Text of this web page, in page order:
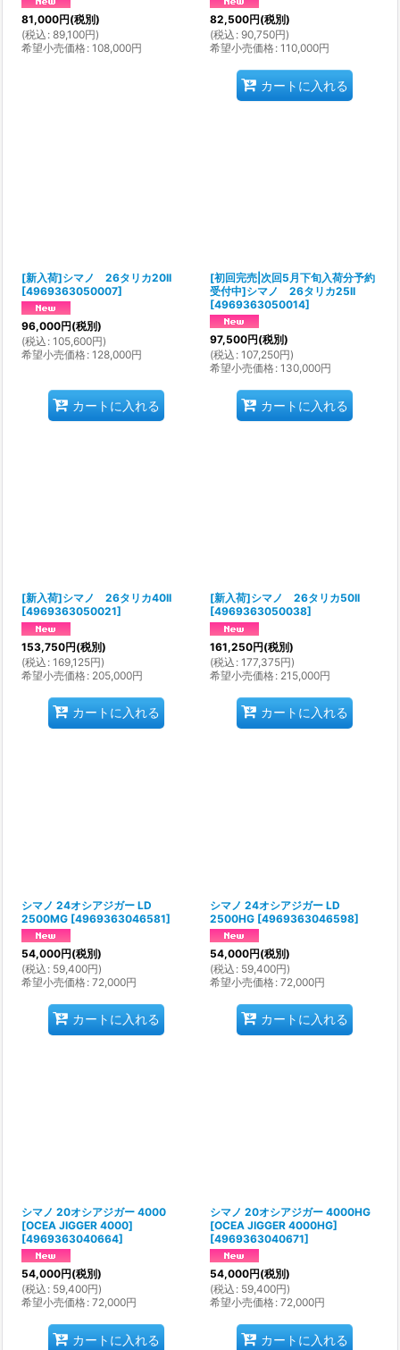
81,000円(税別)
(税込 : 89,100円)
希望小売価格: 108,000円
82,500円(税別)
(税込 : 90,750円)
希望小売価格: 110,000円
カートに入れる
[新入荷]シマノ 26タリカ20II
[4969363050007]
96,000円(税別)
(税込 : 105,600円)
希望小売価格: 128,000円
カートに入れる
[初回完売|次回5月下旬入荷分予約
受付中]シマノ 26タリカ25II
[4969363050014]
97,500円(税別)
(税込 : 107,250円)
希望小売価格: 130,000円
カートに入れる
[新入荷]シマノ 26タリカ40II
[4969363050021]
153,750円(税別)
(税込 : 169,125円)
希望小売価格: 205,000円
カートに入れる
[新入荷]シマノ 26タリカ50II
[4969363050038]
161,250円(税別)
(税込 : 177,375円)
希望小売価格: 215,000円
カートに入れる
シマノ 24オシアジガー LD
2500MG [4969363046581]
54,000円(税別)
(税込 : 59,400円)
希望小売価格: 72,000円
カートに入れる
シマノ 24オシアジガー LD
2500HG [4969363046598]
54,000円(税別)
(税込 : 59,400円)
希望小売価格: 72,000円
カートに入れる
シマノ 20オシアジガー 4000
[OCEA JIGGER 4000]
[4969363040664]
54,000円(税別)
(税込 : 59,400円)
希望小売価格: 72,000円
カートに入れる
シマノ 20オシアジガー 4000HG
[OCEA JIGGER 4000HG]
[4969363040671]
54,000円(税別)
(税込 : 59,400円)
希望小売価格: 72,000円
カートに入れる